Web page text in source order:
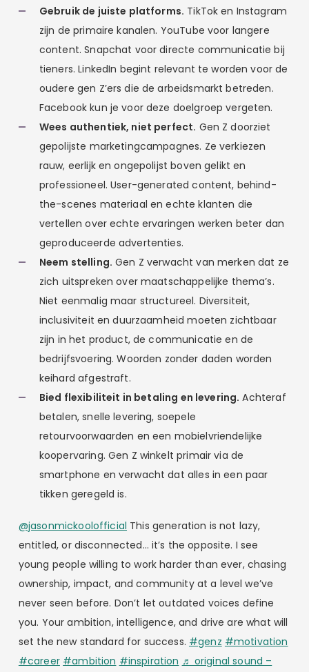
Gebruik de juiste platforms. TikTok en Instagram
zijn de primaire kanalen. YouTube voor langere
content. Snapchat voor directe communicatie bij
tieners. LinkedIn begint relevant te worden voor de
oudere gen Z’ers die de arbeidsmarkt betreden.
Facebook kun je voor deze doelgroep vergeten.
Wees authentiek, niet perfect. Gen Z doorziet
gepolijste marketingcampagnes. Ze verkiezen
rauw, eerlijk en ongepolijst boven gelikt en
professioneel. User-generated content, behind-
the-scenes materiaal en echte klanten die
vertellen over echte ervaringen werken beter dan
geproduceerde advertenties.
Neem stelling. Gen Z verwacht van merken dat ze
zich uitspreken over maatschappelijke thema’s.
Niet eenmalig maar structureel. Diversiteit,
inclusiviteit en duurzaamheid moeten zichtbaar
zijn in het product, de communicatie en de
bedrijfsvoering. Woorden zonder daden worden
keihard afgestraft.
Bied flexibiliteit in betaling en levering. Achteraf
betalen, snelle levering, soepele
retourvoorwaarden en een mobielvriendelijke
koopervaring. Gen Z winkelt primair via de
smartphone en verwacht dat alles in een paar
tikken geregeld is.
@jasonmickoolofficial This generation is not lazy,
entitled, or disconnected… it’s the opposite. I see
young people willing to work harder than ever, chasing
ownership, impact, and community at a level we’ve
never seen before. Don’t let outdated voices define
you. Your ambition, intelligence, and drive are what will
set the new standard for success. #genz #motivation
#career #ambition #inspiration ♬ original sound –